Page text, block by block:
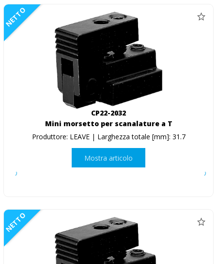
NETTO
CP22-2032
Mini morsetto per scanalature a T
Produttore: LEAVE | Larghezza totale [mm]: 31.7
Mostra articolo
NETTO